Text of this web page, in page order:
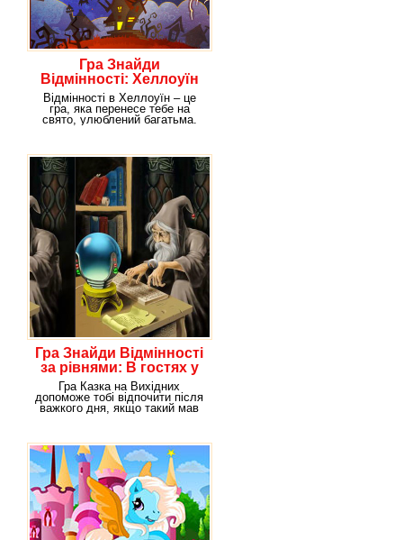
Гра Знайди
Відмінності: Хеллоуїн
Відмінності в Хеллоуїн – це
гра, яка перенесе тебе на
свято, улюблений багатьма.
Гра Знайди Відмінності
за рівнями: В гостях у
казки
Гра Казка на Вихідних
допоможе тобі відпочити після
важкого дня, якщо такий мав